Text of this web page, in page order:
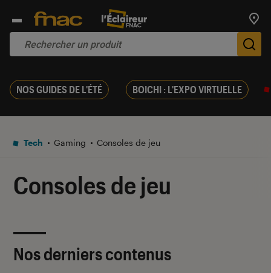
NOS GUIDES DE L'ÉTÉ BOICHI : L'EXPO VIRTUELLE
Tech Gaming Consoles de jeu
Consoles de jeu
Nos derniers contenus